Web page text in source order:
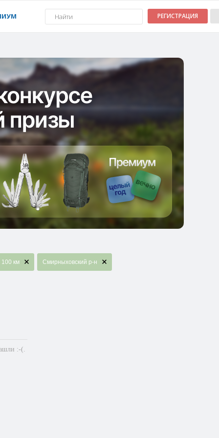
РЕГИСТРАЦИЯ
км Смирныховский р-н
:-(.